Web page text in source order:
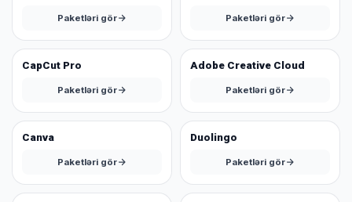
Alış-
başla
Paketləri gör Paketləri gör
CapCut Pro
Paketləri gör
Adobe Creative Cloud
Paketləri gör
Canva
Paketləri gör
Duolingo
Paketləri gör